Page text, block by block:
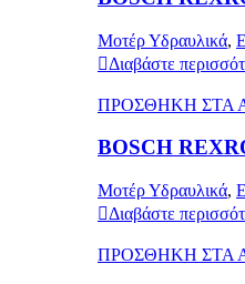
Μοτέρ Υδραυλικά,
Διαβάστε
ΠΡΟΣΘΗΚΗ ΣΤΑ
BOSCH
Μοτέρ Υδραυλικά,
Διαβάστε
ΠΡΟΣΘΗΚΗ ΣΤΑ